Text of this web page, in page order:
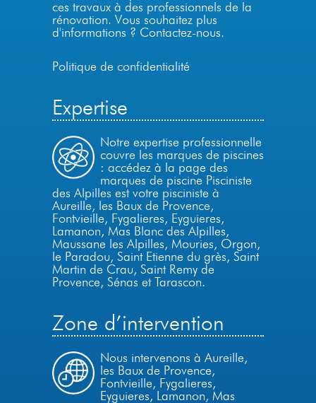
ces travaux à des professionnels de la
rénovation. Vous souhaitez plus
d'informations ? Contactez-nous.
Politique de confidentialité
Expertise
Notre expertise professionnelle
couvre les marques de piscines
: accédez à la page des
marques de piscine Pisciniste
des Alpilles est votre pisciniste à
Aureille, les Baux de Provence,
Fontvieille, Fygalieres, Eyguieres,
Lamanon, Mas Blanc des Alpilles,
Maussane les Alpilles, Mouries, Orgon,
le Paradou, Saint Etienne du grès, Saint
Martin de Crau, Saint Remy de
Provence, Sénas et Tarascon.
Zone d’intervention
Nous intervenons à Aureille,
les Baux de Provence,
Fontvieille, Fygalieres,
Eyguieres, Lamanon, Mas